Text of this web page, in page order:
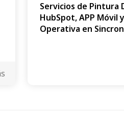
Servicios de Pintura
HubSpot, APP Móvil
Operativa en